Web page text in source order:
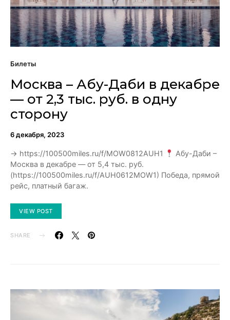
Билеты
Москва – Абу-Даби в декабре
— от 2,3 тыс. руб. в одну
сторону
6 декабря, 2023
→ https://100500miles.ru/f/MOW0812AUH1
Абу-Даби –
Москва в декабре — от 5,4 тыс. руб.
(https://100500miles.ru/f/AUH0612MOW1) Победа, прямой
рейс, платный багаж.
VIEW POST
SHARE